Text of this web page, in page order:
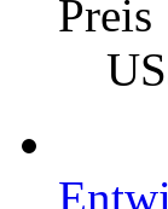
Preis